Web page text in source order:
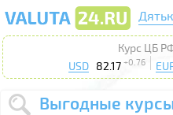
Курс ЦБ
USD
82.17 +0.76
Выгодные